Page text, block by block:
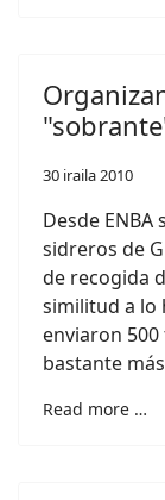
30 iraila 2010
Desde
sidreros de
de recogida
similitud a lo
enviaron
bastante
Read more …